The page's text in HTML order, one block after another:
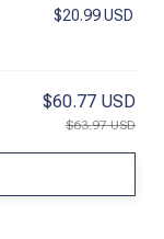
$20.99 USD
$60.77 USD
$63.97 USD